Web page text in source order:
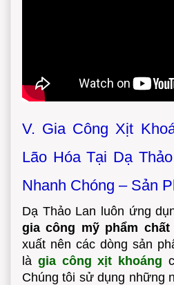
V. Gia Công Xịt
Lão Hóa Tại Dạ
Nhanh Chóng – Sản
Dạ Thảo Lan luôn ứng
gia công mỹ phẩm
xuất nên các dòng sản
là gia công xịt khoáng
Chúng tôi sử dụng những